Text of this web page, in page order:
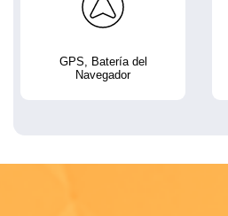
GPS, Batería del
Navegador